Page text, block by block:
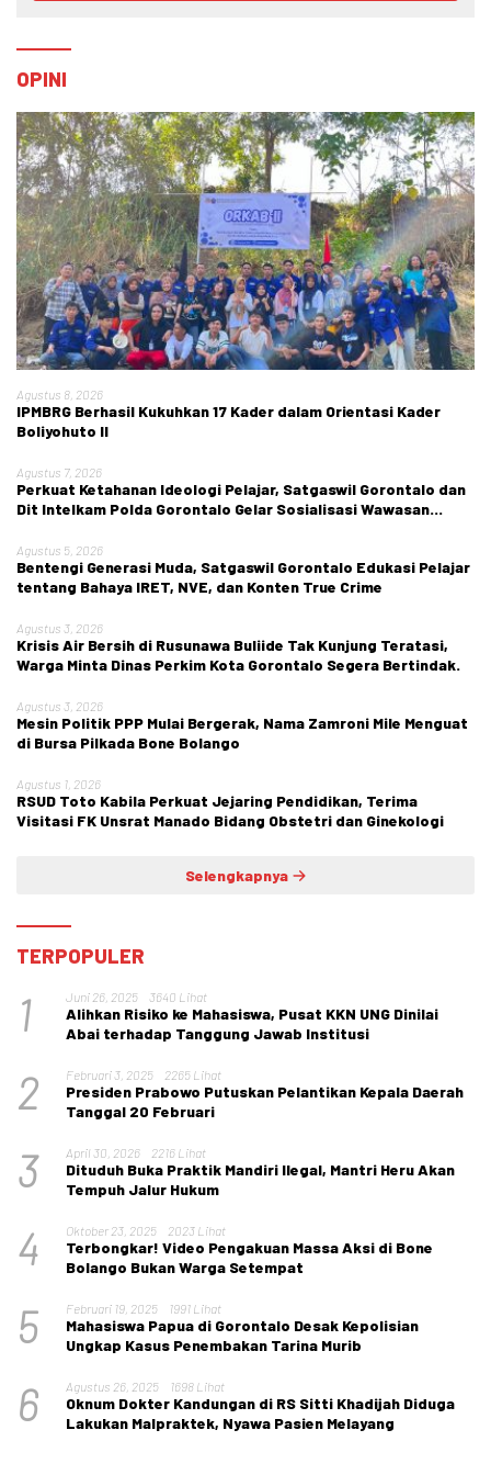
OPINI
Agustus 8, 2026
IPMBRG Berhasil Kukuhkan 17 Kader dalam Orientasi Kader
Boliyohuto II
Agustus 7, 2026
Perkuat Ketahanan Ideologi Pelajar, Satgaswil Gorontalo dan
Dit Intelkam Polda Gorontalo Gelar Sosialisasi Wawasan
Agustus 5, 2026
Bentengi Generasi Muda, Satgaswil Gorontalo Edukasi Pelajar
tentang Bahaya IRET, NVE, dan Konten True Crime
Agustus 3, 2026
Krisis Air Bersih di Rusunawa Buliide Tak Kunjung Teratasi,
Warga Minta Dinas Perkim Kota Gorontalo Segera Bertindak.
Agustus 3, 2026
Mesin Politik PPP Mulai Bergerak, Nama Zamroni Mile Menguat
di Bursa Pilkada Bone Bolango
Agustus 1, 2026
RSUD Toto Kabila Perkuat Jejaring Pendidikan, Terima
Visitasi FK Unsrat Manado Bidang Obstetri dan Ginekologi
Selengkapnya
TERPOPULER
1 Juni 26, 2025 3640 Lihat
Alihkan Risiko ke Mahasiswa, Pusat KKN UNG Dinilai
Abai terhadap Tanggung Jawab Institusi
2 Februari 3, 2025 2265 Lihat
Presiden Prabowo Putuskan Pelantikan Kepala Daerah
Tanggal 20 Februari
3 April 30, 2026 2216 Lihat
Dituduh Buka Praktik Mandiri Ilegal, Mantri Heru Akan
Tempuh Jalur Hukum
4 Oktober 23, 2025 2023 Lihat
Terbongkar! Video Pengakuan Massa Aksi di Bone
Bolango Bukan Warga Setempat
5 Februari 19, 2025 1991 Lihat
Mahasiswa Papua di Gorontalo Desak Kepolisian
Ungkap Kasus Penembakan Tarina Murib
6 Agustus 26, 2025 1698 Lihat
Oknum Dokter Kandungan di RS Sitti Khadijah Diduga
Lakukan Malpraktek, Nyawa Pasien Melayang